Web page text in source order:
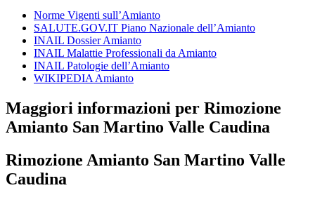
Norme Vigenti sull’Amianto
SALUTE.GOV.IT Piano Nazionale dell’Amianto
INAIL Dossier Amianto
INAIL Malattie Professionali da Amianto
INAIL Patologie dell’Amianto
WIKIPEDIA Amianto
Maggiori informazioni per Rimozione
Amianto San Martino Valle Caudina
Rimozione Amianto San Martino Valle
Caudina